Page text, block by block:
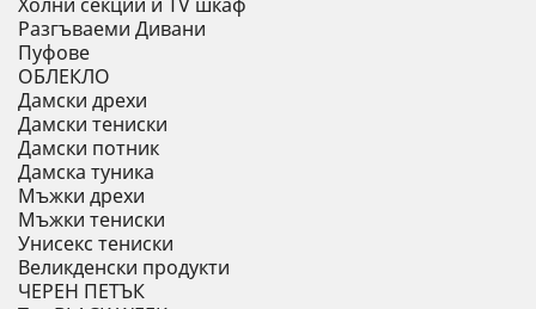
Разгъваеми Дивани
Пуфове
ОБЛЕКЛО
Дамски дрехи
Дамски тениски
Дамски потник
Дамска туника
Мъжки дрехи
Мъжки тениски
Унисекс тениски
Великденски продукти
ЧЕРЕН ПЕТЪК